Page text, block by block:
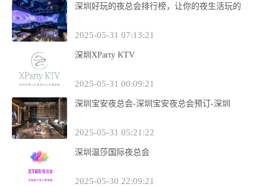
深圳好玩的夜总会排行榜，让你的夜生活玩的
2025-05-31 07:13:21
深圳XParty KTV
2025-05-31 00:09:21
深圳宝安夜总会-深圳宝安夜总会预订-深圳
2025-05-31 05:21:22
深圳温莎国际夜总会
2025-05-30 22:09:21